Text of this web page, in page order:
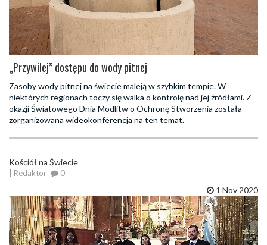
„Przywilej” dostępu do wody pitnej
Zasoby wody pitnej na świecie maleją w szybkim tempie. W
niektórych regionach toczy się walka o kontrolę nad jej źródłami. Z
okazji Światowego Dnia Modlitw o Ochronę Stworzenia została
zorganizowana wideokonferencja na ten temat.
Kościół na Świecie
| Redaktor 0
1 Nov 2020